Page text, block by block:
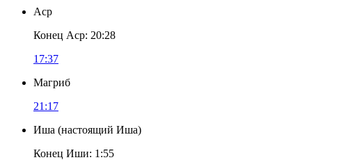
Аср
Конец Аср: 20:28
17:37
Магриб
21:17
Иша (настоящий Иша)
Конец Иши: 1:55